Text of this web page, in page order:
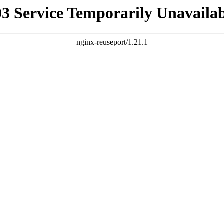
Service Temporarily
nginx-reuseport/1.21.1